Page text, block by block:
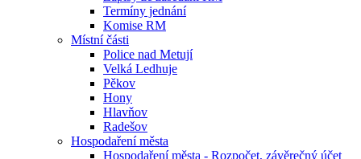
Termíny jednání
Komise RM
Místní části
Police nad Metují
Velká Ledhuje
Pěkov
Hony
Hlavňov
Radešov
Hospodaření města
Hospodaření města - Rozpočet, závěrečný účet